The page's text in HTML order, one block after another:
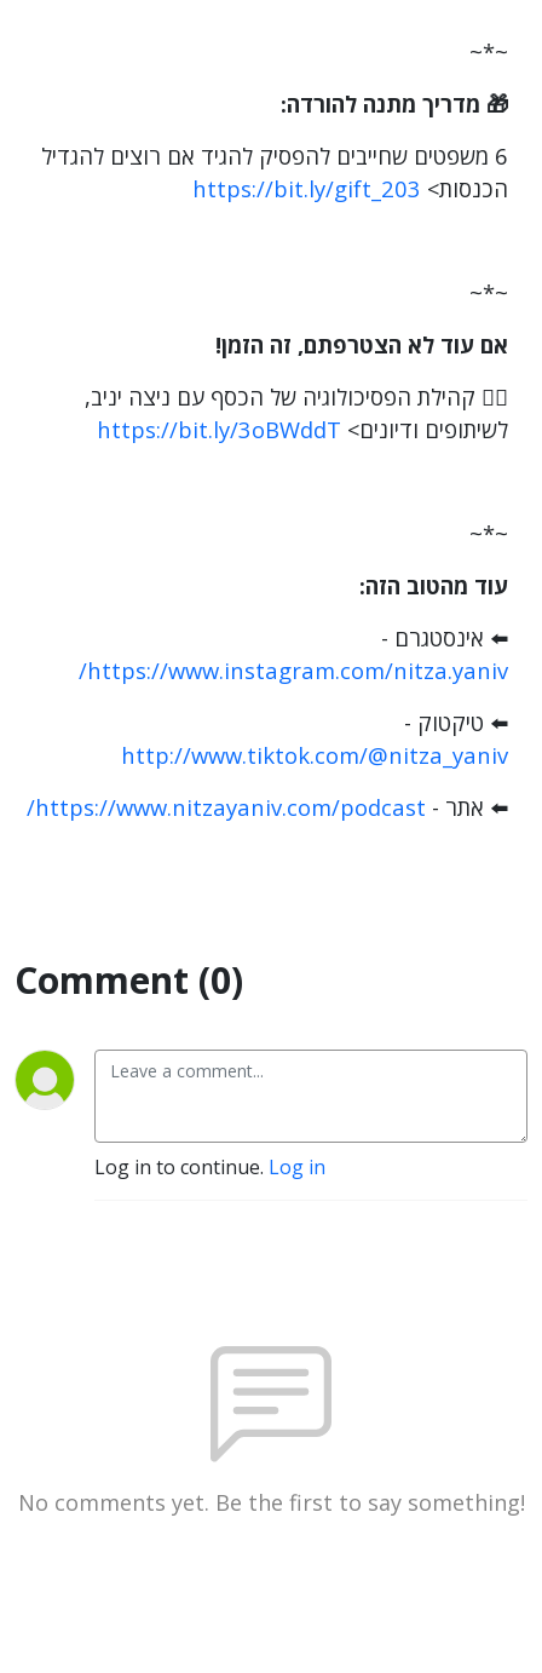
~*~
🎁 מדריך מתנה להורדה:
6 משפטים שחייבים להפסיק להגיד אם רוצים להגדיל
הכנסות> https://bit.ly/gift_203
~*~
אם עוד לא הצטרפתם, זה הזמן!
👈🏾 קהילת הפסיכולוגיה של הכסף עם ניצה יניב,
לשיתופים ודיונים> ‎ https://bit.ly/3oBWddT
~*~
עוד מהטוב הזה:
⬅️ אינסטגרם -
https://www.instagram.com/nitza.yaniv/
⬅️ טיקטוק -
http://www.tiktok.com/@nitza_yaniv
⬅️ אתר - ‎ https://www.nitzayaniv.com/podcast/
Comment (0)
Log in to continue. Log in
No comments yet. Be the first to say something!